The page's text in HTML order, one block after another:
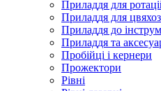
Приладдя для
Приладдя для
Приладдя до
Приладдя та
Пробійці і кернери
Прожектори
Рівні